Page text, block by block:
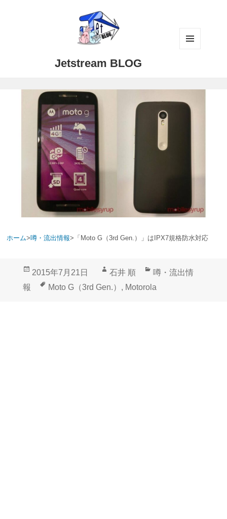
Jetstream BLOG
ホーム>噂・流出情報> 「Moto G（3rd Gen.）」はIPX7規格防水対応
投
2015年7月21日
作
成
石井 順
カ
テ
噂・流出情
報
タ
Moto G（3rd Gen.） , Motorola